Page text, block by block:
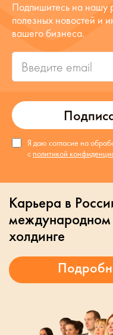
Подпишитесь на нашу
полезных новостей и
вашего бизнеса.
Я даю согласие на
с политикой
Карьера в
холдинге